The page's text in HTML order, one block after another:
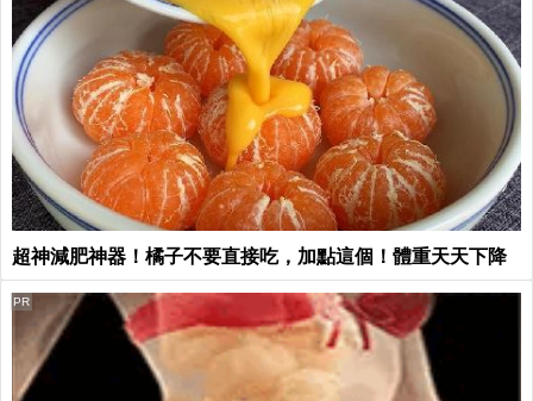
超神減肥神器！橘子不要直接吃，加點這個！體重天天下降
PR